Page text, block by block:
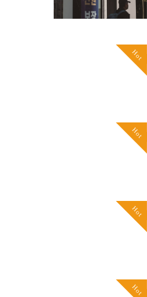
Hot
Hot
Hot
Hot